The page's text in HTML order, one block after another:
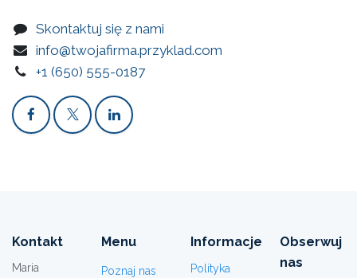
Skontaktuj się z nami
info@twojafirma.przyklad.com
+1 (650) 555-0187
Kontakt
Maria
Menu
Poznaj nas
Informacje
Polityka
Obserwuj
nas